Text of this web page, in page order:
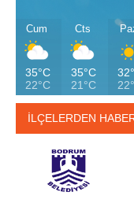
Cum
35°C
22°C
Cts
35°C
21°C
İLÇELERDEN